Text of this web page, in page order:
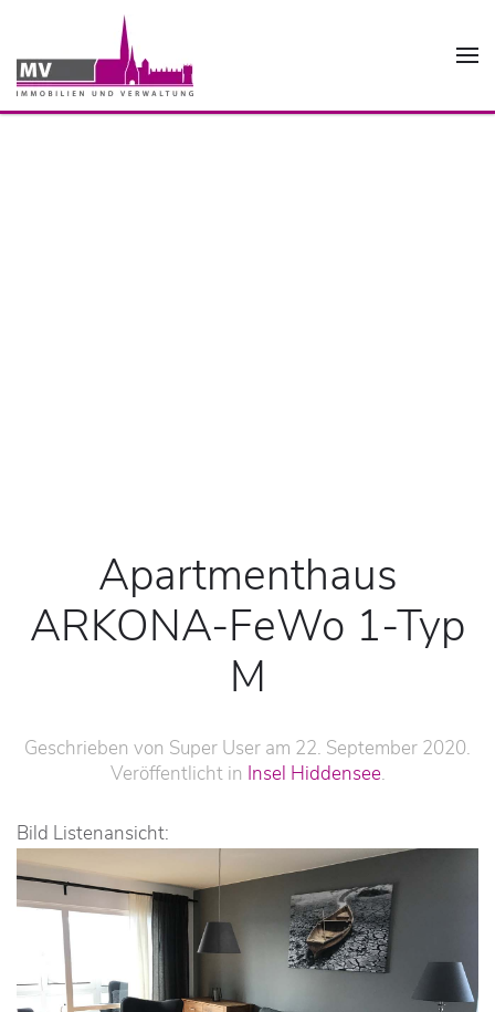
Apartmenthaus
ARKONA-FeWo 1-Typ
M
Geschrieben von Super User am 22. September 2020.
Veröffentlicht in Insel Hiddensee.
Bild Listenansicht: